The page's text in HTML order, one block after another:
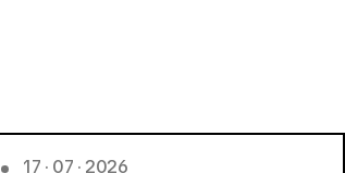
17 · 07 · 2026